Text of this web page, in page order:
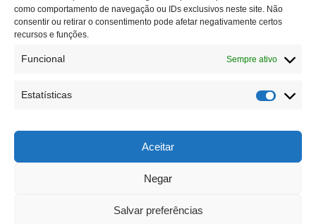
como comportamento de navegação ou IDs exclusivos neste site. Não
consentir ou retirar o consentimento pode afetar negativamente certos
recursos e funções.
Funcional Sempre ativo
Estatísticas
Aceitar
Negar
Salvar preferências
GRUPO PORCHER INDUSTRIES
Presença Mundial
Localização
© PORCHER DO BRASIL 2026